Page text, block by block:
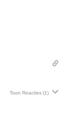
Toon Reacties (1)